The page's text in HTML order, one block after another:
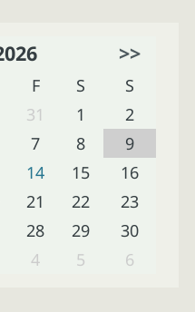
>>
F S
S
31 1
2
7 8
9
14 15
16
21 22
23
28 29
30
4 5 6